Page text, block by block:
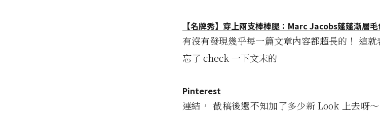
【名牌秀】穿上兩支棒棒腿：Marc Jacobs蓬蓬漸層
有沒有發現幾乎每一篇文章內容都超長的！ 這
忘了 check 一下文末的
Pinterest
連結， 截稿後還不知加了多少新 Look 上去呀